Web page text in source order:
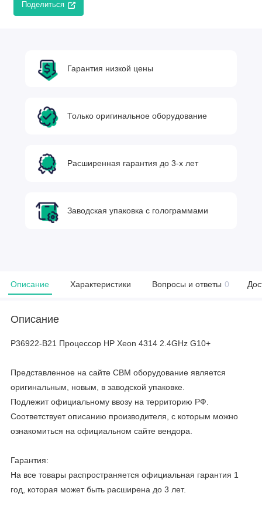
Поделиться
Гарантия низкой цены
Только оригинальное оборудование
Расширенная гарантия до 3-х лет
Заводская упаковка с голограммами
Описание Характеристики Вопросы и ответы 0
Описание
P36922-B21 Процессор HP Xeon 4314 2.4GHz G10+
Представленное на сайте CBM оборудование является
оригинальным, новым, в заводской упаковке.
Подлежит официальному ввозу на территорию РФ.
Соответствует описанию производителя, с которым можно
ознакомиться на официальном сайте вендора.
Гарантия:
На все товары распространяется официальная гарантия 1
год, которая может быть расширена до 3 лет.